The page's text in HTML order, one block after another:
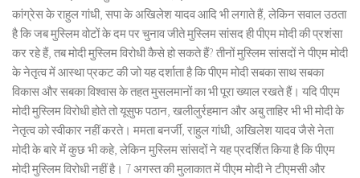
कांग्रेस के राहुल गांधी, सपा के अखिलेश यादव आदि भी लगाते हैं, लेकिन सवाल उठता
है कि जब मुस्लिम वोटों के दम पर चुनाव जीते मुस्लिम सांसद ही पीएम मोदी की प्रशंसा
कर रहे हैं, तब मोदी मुस्लिम विरोधी कैसे हो सकते हैं? तीनों मुस्लिम सांसदों ने पीएम मोदी
के नेतृत्व में आस्था प्रकट की जो यह दर्शाता है कि पीएम मोदी सबका साथ सबका
विकास और सबका विश्वास के तहत मुसलमानों का भी पूरा ख्याल रखते हैं। यदि पीएम
मोदी मुस्लिम विरोधी होते तो यूसुफ पठान, खलीलुर्रहमान और अबु ताहिर भी भी मोदी के
नेतृत्व को स्वीकार नहीं करते। ममता बनर्जी, राहुल गांधी, अखिलेश यादव जैसे नेता
मोदी के बारे में कुछ भी कहे, लेकिन मुस्लिम सांसदों ने यह प्रदर्शित किया है कि पीएम
मोदी मुस्लिम विरोधी नहीं है। 7 अगस्त की मुलाकात में पीएम मोदी ने टीएमसी और